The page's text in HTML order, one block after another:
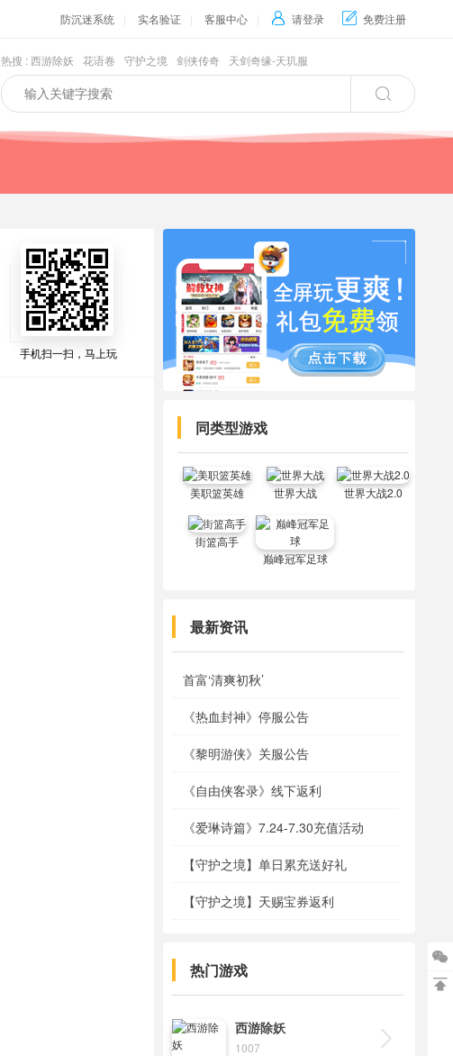
防沉迷系统 实名验证 客服中心  请登录  免费注册
热搜 :西游除妖 花语卷 守护之境 剑侠传奇 天剑奇缘-天玑服



手机扫一扫，马上玩
同类型游戏
美职篮英雄 世界大战 世界大战2.0
街篮高手
巅峰冠军足球
最新资讯
首富‘清爽初秋’
《热血封神》停服公告
《黎明游侠》关服公告
《自由侠客录》线下返利
《爱琳诗篇》7.24-7.30充值活动
【守护之境】单日累充送好礼
【守护之境】天赐宝券返利
热门游戏

西游除妖
1007